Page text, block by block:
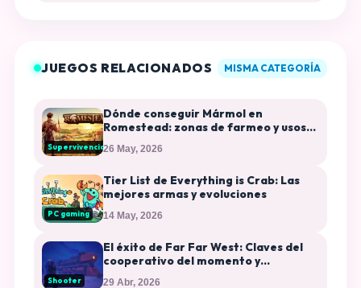
JUEGOS RELACIONADOS MISMA CATEGORÍA
Supervivencia
Dónde conseguir Mármol en
Romestead: zonas de farmeo y usos
en construcción
26 May, 2026
PC gaming
Tier List de Everything is Crab: Las
mejores armas y evoluciones
14 May, 2026
Shooter
El éxito de Far Far West: Claves del
cooperativo del momento y
plataformas disponibles
29 Abr, 2026